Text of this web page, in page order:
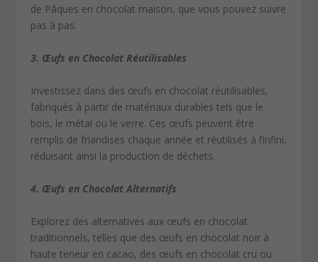
de Pâques en chocolat maison, que vous pouvez suivre
pas à pas.
3. Œufs en Chocolat Réutilisables
Investissez dans des œufs en chocolat réutilisables,
fabriqués à partir de matériaux durables tels que le
bois, le métal ou le verre. Ces œufs peuvent être
remplis de friandises chaque année et réutilisés à l’infini,
réduisant ainsi la production de déchets.
4. Œufs en Chocolat Alternatifs
Explorez des alternatives aux œufs en chocolat
traditionnels, telles que des œufs en chocolat noir à
haute teneur en cacao, des œufs en chocolat cru ou